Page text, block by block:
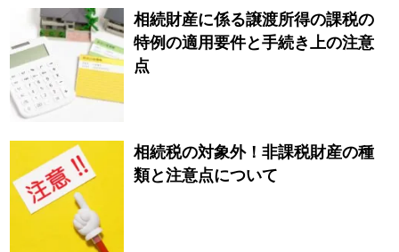
相続財産に係る譲渡所得の課税の
特例の適用要件と手続き上の注意
点
相続税の対象外！非課税財産の種
類と注意点について